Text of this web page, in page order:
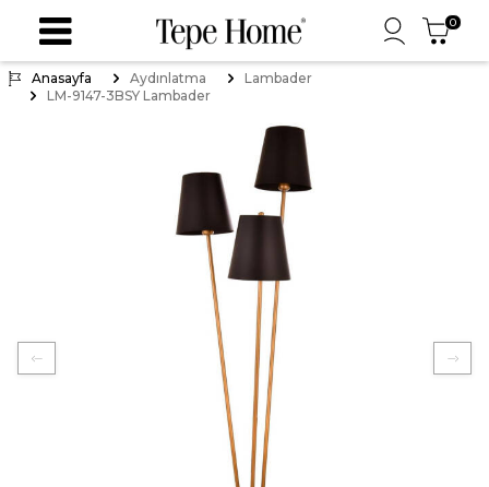
0
Anasayfa Aydınlatma
Lambader
LM-9147-3BSY Lambader